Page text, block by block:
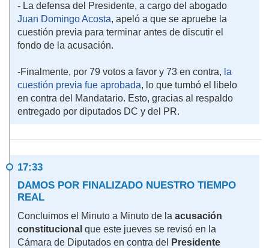
- La defensa del Presidente, a cargo del abogado
Juan Domingo Acosta, apeló a que se apruebe la
cuestión previa para terminar antes de discutir el
fondo de la acusación.
-Finalmente, por 79 votos a favor y 73 en contra, la
cuestión previa fue aprobada, lo que tumbó el libelo
en contra del Mandatario. Esto, gracias al respaldo
entregado por diputados DC y del PR.
17:33
DAMOS POR FINALIZADO NUESTRO TIEMPO
REAL
Concluimos el Minuto a Minuto de la acusación
constitucional que este jueves se revisó en la
Cámara de Diputados en contra del
Presidente